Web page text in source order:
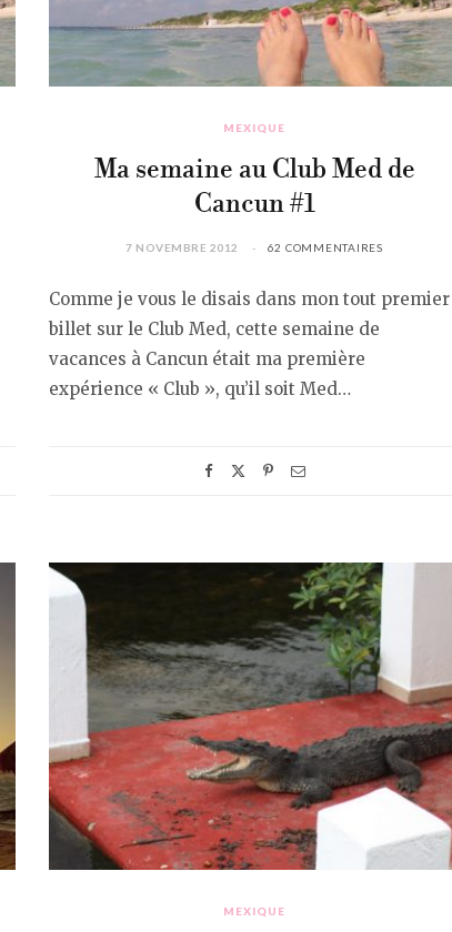
MEXIQUE
Ma semaine au Club Med de
Cancun #1
7 NOVEMBRE 2012 62 COMMENTAIRES
Comme je vous le disais dans mon tout premier
billet sur le Club Med, cette semaine de
vacances à Cancun était ma première
expérience « Club », qu’il soit Med…
MEXIQUE